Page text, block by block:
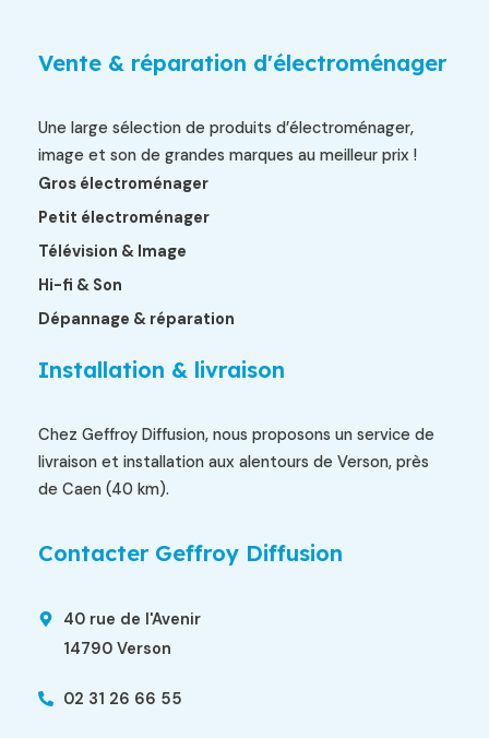
Vente & réparation d'électroménager
Une large sélection de produits d’électroménager,
image et son de grandes marques au meilleur prix !
Gros électroménager
Petit électroménager
Télévision & Image
Hi-fi & Son
Dépannage & réparation
Installation & livraison
Chez Geffroy Diffusion, nous proposons un service de
livraison et installation aux alentours de Verson, près
de Caen (40 km).
Contacter Geffroy Diffusion
40 rue de l'Avenir
14790 Verson
02 31 26 66 55